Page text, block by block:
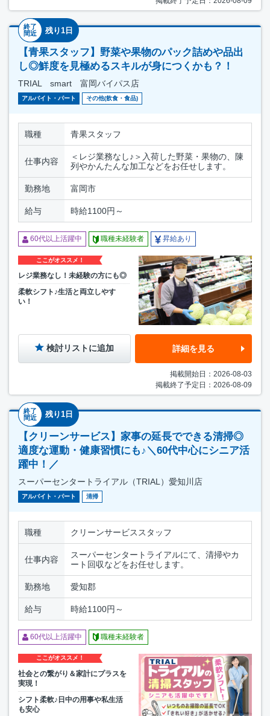
終了
間近
残り1日
【青果スタッフ】野菜や果物のパック詰めや品出
し◎鮮度を見極めるスキルが身につくかも？！
TRIAL smart 富岡バイパス店
アルバイト・パート その他(飲食・食品)
職種 青果スタッフ
仕事内容
＜レジ業務なし♪＞入荷した野菜・果物の、陳
列やかんたんな加工などをお任せします。
勤務地 富岡市
給与 時給1100円～
60代以上活躍中 職種未経験者 昇給あり
ここがオススメ！
レジ業務なし！未経験の方にも◎
柔軟シフト♪生活と両立しやす
い！
検討リストに追加 詳細を見る
掲載開始日：2026-08-03
掲載終了予定日：2026-08-09
終了
間近
残り1日
【クリーンサービス】家事の延長でできる清掃◎
適度な運動・健康習慣にも♪＼60代中心にシニア活
躍中！／
スーパーセンタートライアル（TRIAL）愛知川店
アルバイト・パート 清掃
職種 クリーンサービススタッフ
仕事内容
スーパーセンタートライアルにて、清掃やカ
ート回収などをお任せします。
勤務地 愛知郡
給与 時給1100円～
60代以上活躍中 職種未経験者
ここがオススメ！
社会との繋がり＆家計にプラスを
実現！
シフト柔軟♪日中の用事や私生活
も安心